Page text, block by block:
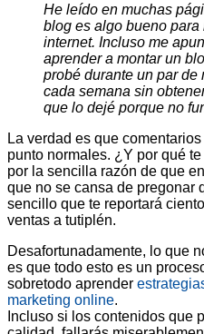
He leído en muchas
blog es algo bueno
internet. Incluso me
aprender a montar un
probé durante un par
cada semana sin
que lo dejé porque no
La verdad es que
punto normales. ¿Y por qué
por la sencilla razón de que
que no se cansa de pregonar
sencillo que te reportará
ventas a tutiplén.
Desafortunadamente, lo que
es que todo esto es un
sobretodo aprender
marketing online.
Incluso si los contenidos que